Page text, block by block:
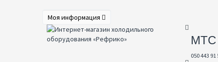
Моя информация
МТС
050 443 91